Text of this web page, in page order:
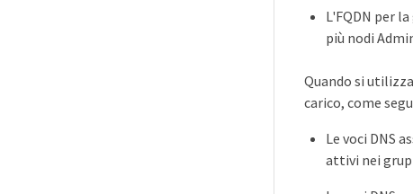
L'FQDN per
più nodi
Quando si
carico, come
Le voci DNS
attivi nei